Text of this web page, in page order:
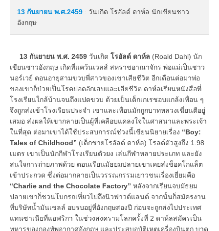
13 กันยายน พ.ศ.2459 : วันเกิด โรอัลด์ ดาห์ล นักเขียนชาว
อังกฤษ
13 กันยายน พ.ศ. 2459 วันเกิด โรอัลด์ ดาห์ล (Roald Dahl) นัก
เขียนชาวอังกฤษ เกิดที่แคว้นเวลส์ สหราชอาณาจักร พ่อแม่เป็นชาว
นอร์เวย์ ตอนอายุสามขวบพี่สาวของเขาเสียชีวิต อีกเดือนต่อมาพ่อ
ของเขาก็ป่วยเป็นโรคปอดอักเสบและเสียชีวิต ดาห์ลเรียนหนังสือที่
โรงเรียนใกล้บ้านจนถึงแปดขวบ ด้วยเป็นเด็กเกเรชอบแกล้งเพื่อน ๆ
จึงถูกส่งเข้าโรงเรียนประจำ เขาและเพื่อนมักถูกบาทหลวงเฆี่ยนตีอยู่
เสมอ ส่งผลให้เขากลายเป็นผู้ที่เคลือบแคลงใจในศาสนาและพระเจ้า
ในที่สุด ต่อมาเขาได้ใช้ประสบการณ์ช่วงนี้เขียนนิยายเรื่อง “Boy:
Tales of Childhood” (เด็กชายโรอัลด์ ดาห์ล) โรลด์ตัวสูงถึง 1.98
เมตร เขาเป็นนักกีฬาโรงเรียนตัวยง เล่นกีฬาหลายประเภท และยัง
สนใจการถ่ายภาพด้วย ตอนเรียนมัธยมปลายเขาเคยส่งช็อคโกแล็ต
เข้าประกวด ซึ่งต่อมากลายเป็นวรรณกรรมเยาวชนเรื่องเยี่ยมคือ
“Charlie and the Chocolate Factory” หลังจากเรียนจบมัธยม
ปลายเขาก็ชวนโบกรถเที่ยวไปถึงนิวฟาวด์แลนด์ จากนั้นก็สมัครงาน
ที่บริษัทน้ำมันเชลล์ อบรบอยู่ที่อังกฤษสองปี ก่อนจะถูกส่งไปประเทศ
แทนซาเนียที่แอฟริกา ในช่วงสงครามโลกครั้งที่ 2 ดาห์ลสมัครเป็น
ทหารของกองทัพอากาศอังกฤษ และประสบอุบัติเหตุเครื่องบินตก บาด